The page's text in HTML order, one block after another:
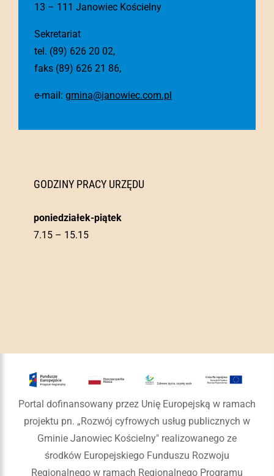
13 – 111 Janowiec Kościelny
Sekretariat
tel. (89) 626 20 02,
faks (89) 626 21 86,
e-mail: gmina@janowiec.com.pl
GODZINY PRACY URZĘDU
poniedziałek-piątek
7.15 – 15.15
Portal dofinansowany przez Unię Europejską w ramach
projektu pn. „Rozwój cyfrowych usług publicznych w
Gminie Janowiec Kościelny" realizowanego ze
środków Europejskiego Funduszu Rozwoju
Regionalnego w ramach Regionalnego Programu